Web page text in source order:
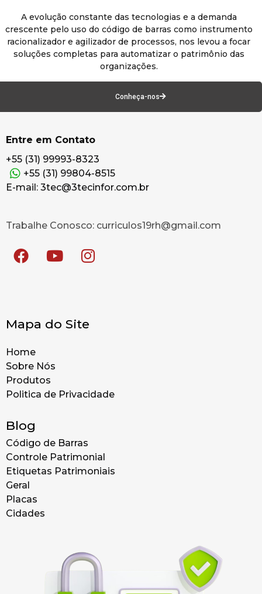
A evolução constante das tecnologias e a demanda
crescente pelo uso do código de barras como instrumento
racionalizador e agilizador de processos, nos levou a focar
soluções completas para automatizar o patrimônio das
organizações.
Conheça-nos
Entre em Contato
+55 (31) 99993-8323
+55 (31) 99804-8515
E-mail: 3tec@3tecinfor.com.br
Trabalhe Conosco: curriculos19rh@gmail.com
Mapa do Site
Home
Sobre Nós
Produtos
Politica de Privacidade
Blog
Código de Barras
Controle Patrimonial
Etiquetas Patrimoniais
Geral
Placas
Cidades